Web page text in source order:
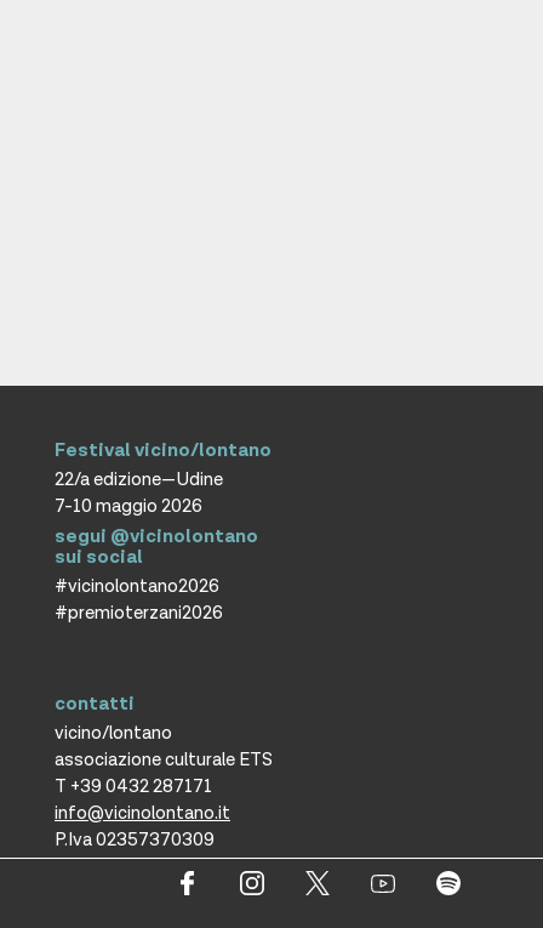
Festival vicino/lontano
22/a edizione—Udine
7-10 maggio 2026
segui @vicinolontano
sui social
#vicinolontano2026
#premioterzani2026
contatti
vicino/lontano
associazione culturale ETS
T +39 0432 287171
info@vicinolontano.it
P.Iva 02357370309